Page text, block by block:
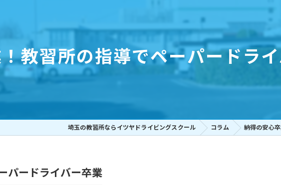
ペーパードライバー
教習所の指導でペーパードラ
埼玉の教習所ならイツヤドライビングスクール コラム 納得の安心
パードライバー卒業